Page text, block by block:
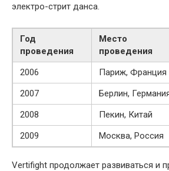
электро-стрит данса.
Год
проведения
Место
проведения
2006 Париж, Франция
2007
Берлин,
2008
Пекин, Китай
2009
Москва, Россия
Vertifight продолжает развиваться и